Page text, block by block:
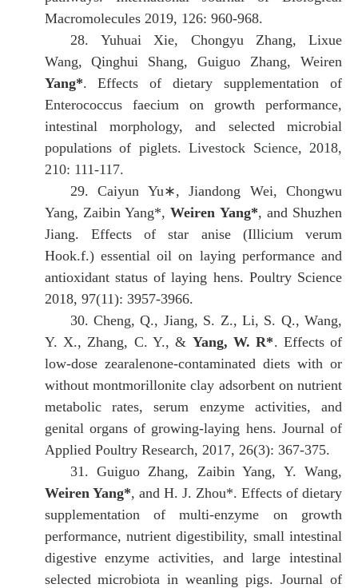
Macromolecules 2019, 126: 960-968.
28. Yuhuai Xie, Chongyu Zhang, Lixue
Wang, Qinghui Shang, Guiguo Zhang, Weiren
Yang*.
Effects of dietary supplementation of
Enterococcus faecium on growth performance,
intestinal morphology, and selected microbial
populations of piglets. Livestock Science, 2018,
210: 111-117.
29.Caiyun Yu∗, Jiandong Wei, Chongwu
Yang, Zaibin Yang*,Weiren Yang*, and Shuzhen
Jiang.
Effects of star anise (Illicium verum
Hook.f.) essential oil on laying performance and
antioxidant status of laying hens. Poultry Science
2018, 97(11): 3957-3966.
30. Cheng, Q., Jiang, S. Z., Li, S. Q., Wang,
Y. X., Zhang, C. Y., & Yang, W. R*. Effects of
low-dose zearalenone-contaminated diets with or
without montmorillonite clay adsorbent on nutrient
metabolic rates, serum enzyme activities, and
genital organs of growing-laying hens. Journal of
Applied Poultry Research, 2017, 26(3): 367-375.
31. Guiguo Zhang, Zaibin Yang, Y. Wang,
Weiren Yang*, and H. J. Zhou*. Effects of dietary
supplementation of multi-enzyme on growth
performance, nutrient digestibility, small intestinal
digestive enzyme activities, and large intestinal
selected microbiota in weanling pigs. Journal of